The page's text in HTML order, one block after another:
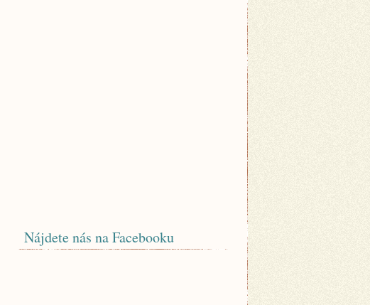
Nájdete nás na Facebooku